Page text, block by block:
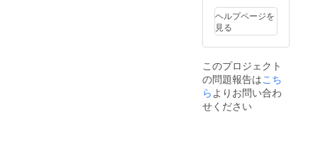
認後す
凍庫に
入れて
くださ
い。冷
凍した
もの
は、お
してく
い。す
ぐに召
らない
場合
は、な
るべく
と異な
る部
位）２
００g
分（7月
20日発
送予
定）】
：サー
ス（ソ
トモ
モ）４
００g・
バラ肉
（カイ
ノミ・
ササバ
ラ・タ
ヘルプページを
見る
このプロジェクト
の問題報告はこち
らよりお問い合わ
せください